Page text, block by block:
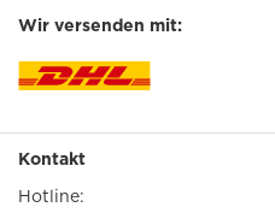
Wir versenden mit:
Kontakt
Hotline: